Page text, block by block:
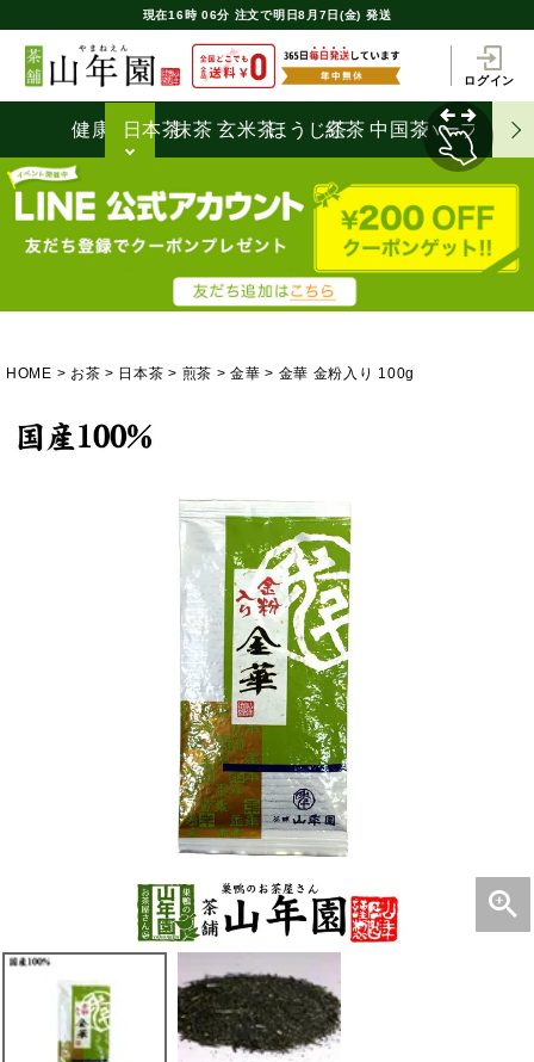
現在16時 06分 注文で明日8月7日(金) 発送
ログイン
健康茶日本茶抹茶 玄米茶ほうじ茶
紅茶 中国茶ハーブティ
HOME お茶 日本茶 煎茶 金華 金華 金粉入り 100g